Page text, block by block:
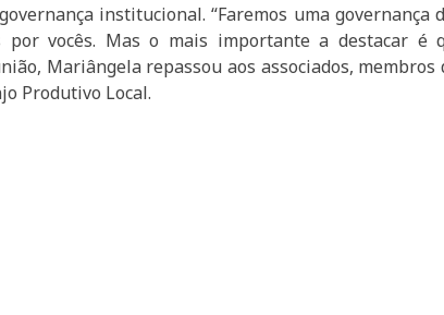
institucional. “Faremos uma
vocês. Mas o mais importante a destacar é
Mariângela repassou aos associados, membros
Produtivo Local.